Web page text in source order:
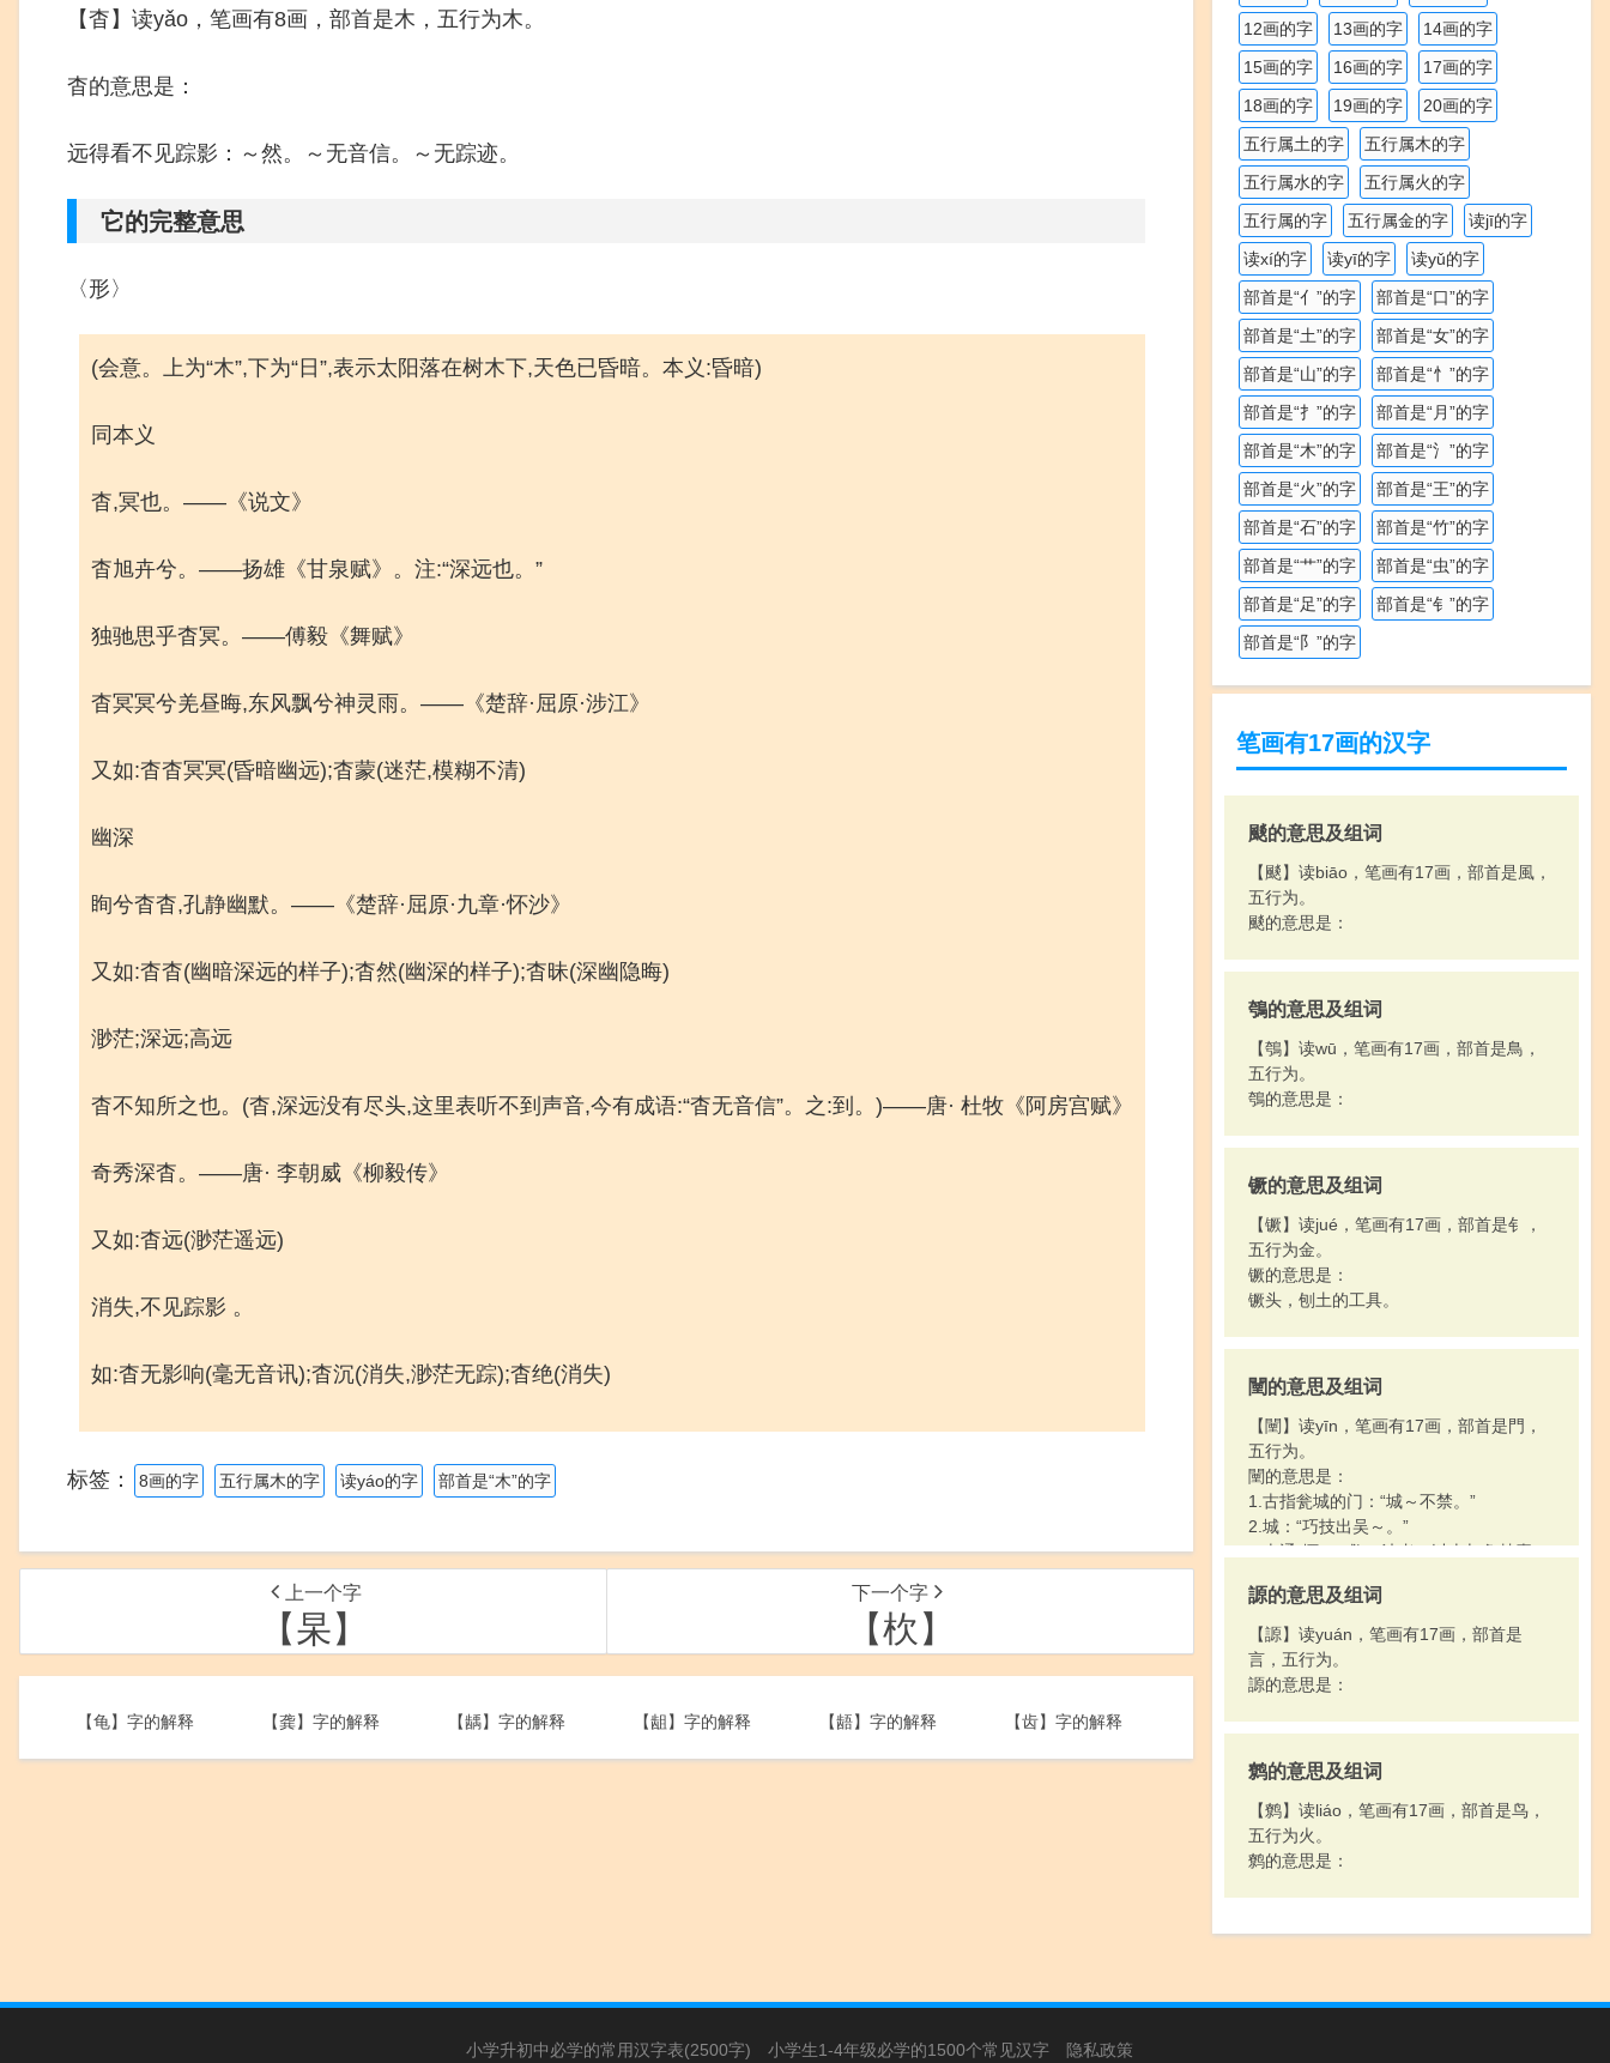
【杳】读yǎo，笔画有8画，部首是木，五行为木。
杳的意思是：
远得看不见踪影：～然。～无音信。～无踪迹。
它的完整意思
〈形〉
(会意。上为“木”,下为“日”,表示太阳落在树木下,天色已昏暗。本义:昏暗)
同本义
杳,冥也。——《说文》
杳旭卉兮。——扬雄《甘泉赋》。注:“深远也。”
独驰思乎杳冥。——傅毅《舞赋》
杳冥冥兮羌昼晦,东风飘兮神灵雨。——《楚辞·屈原·涉江》
又如:杳杳冥冥(昏暗幽远);杳蒙(迷茫,模糊不清)
幽深
眴兮杳杳,孔静幽默。——《楚辞·屈原·九章·怀沙》
又如:杳杳(幽暗深远的样子);杳然(幽深的样子);杳昧(深幽隐晦)
渺茫;深远;高远
杳不知所之也。(杳,深远没有尽头,这里表听不到声音,今有成语:“杳无音信”。之:到。)——唐· 杜牧《阿房宫赋》
奇秀深杳。——唐· 李朝威《柳毅传》
又如:杳远(渺茫遥远)
消失,不见踪影 。
如:杳无影响(毫无音讯);杳沉(消失,渺茫无踪);杳绝(消失)
标签： 8画的字 五行属木的字 读yáo的字 部首是“木”的字
上一个字
【杲】
下一个字
【杴】
【龟】字的解释 【龚】字的解释 【龋】字的解释 【龃】字的解释 【龉】字的解释 【齿】字的解释
12画的字
13画的字
14画的字
15画的字
16画的字
17画的字
18画的字
19画的字
20画的字
五行属土的字
五行属木的字
五行属水的字
五行属火的字
五行属的字
五行属金的字
读jī的字
读xí的字
读yī的字
读yǔ的字
部首是“亻”的字
部首是“口”的字
部首是“土”的字
部首是“女”的字
部首是“山”的字
部首是“忄”的字
部首是“扌”的字
部首是“月”的字
部首是“木”的字
部首是“氵”的字
部首是“火”的字
部首是“王”的字
部首是“石”的字
部首是“竹”的字
部首是“艹”的字
部首是“虫”的字
部首是“足”的字
部首是“钅”的字
部首是“阝”的字
笔画有17画的汉字
颷的意思及组词
【颷】读biāo，笔画有17画，部首是風，
五行为。
颷的意思是：
鴮的意思及组词
【鴮】读wū，笔画有17画，部首是鳥，
五行为。
鴮的意思是：
镢的意思及组词
【镢】读jué，笔画有17画，部首是钅，
五行为金。
镢的意思是：
镢头，刨土的工具。
闉的意思及组词
【闉】读yīn，笔画有17画，部首是門，
五行为。
闉的意思是：
1.古指瓮城的门：“城～不禁。”
2.城：“巧技出吴～。”
3.古通“堙”：“救～池者，以火与争鼓橐。”
謜的意思及组词
【謜】读yuán，笔画有17画，部首是
言，五行为。
謜的意思是：
鹩的意思及组词
【鹩】读liáo，笔画有17画，部首是鸟，
五行为火。
鹩的意思是：
小学升初中必学的常用汉字表(2500字) 小学生1-4年级必学的1500个常见汉字 隐私政策